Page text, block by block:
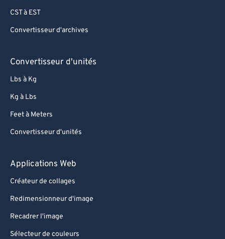
CST à EST
Convertisseur d'archives
Convertisseur d'unités
Lbs à Kg
Kg à Lbs
Feet à Meters
Convertisseur d'unités
Applications Web
Créateur de collages
Redimensionneur d'image
Recadrer l'image
Sélecteur de couleurs